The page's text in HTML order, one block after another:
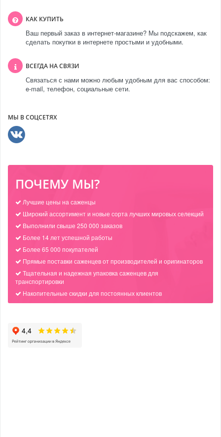
КАК КУПИТЬ
Ваш первый заказ в интернет-магазине? Мы подскажем, как
сделать покупки в интернете простыми и удобными.
ВСЕГДА НА СВЯЗИ
Связаться с нами можно любым удобным для вас способом:
e-mail, телефон, социальные сети.
МЫ В СОЦСЕТЯХ
ПОЧЕМУ МЫ?
Лучшие цены на саженцы
Широкий ассортимент и новые сорта лучших мировых селекций
Выполнили свыше 250 000 заказов
Более 14 лет успешной работы
Более 65 000 покупателей
Прямые поставки саженцев от производителей и оригинаторов
Тщательная и надежная упаковка саженцев для
транспортировки
Накопительные скидки для постоянных клиентов